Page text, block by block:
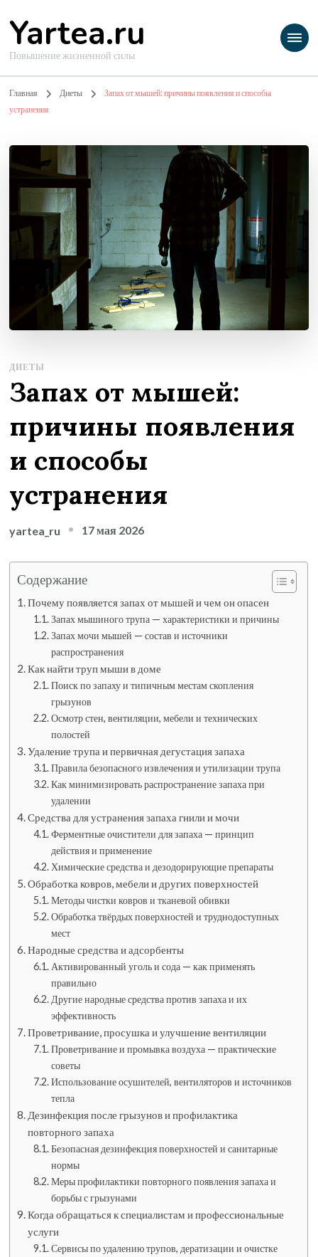
Yartea.ru
Повышение жизненной силы
Главная Диеты
Запах от мышей: причины появления и способы
устранения
ДИЕТЫ
Запах от мышей:
причины появления
и способы
устранения
yartea_ru 17 мая 2026
Содержание
Почему появляется запах от мышей и чем он опасен
Запах мышиного трупа — характеристики и причины
Запах мочи мышей — состав и источники
распространения
Как найти труп мыши в доме
Поиск по запаху и типичным местам скопления
грызунов
Осмотр стен, вентиляции, мебели и технических
полостей
Удаление трупа и первичная дегустация запаха
Правила безопасного извлечения и утилизации трупа
Как минимизировать распространение запаха при
удалении
Средства для устранения запаха гнили и мочи
Ферментные очистители для запаха — принцип
действия и применение
Химические средства и дезодорирующие препараты
Обработка ковров, мебели и других поверхностей
Методы чистки ковров и тканевой обивки
Обработка твёрдых поверхностей и труднодоступных
мест
Народные средства и адсорбенты
Активированный уголь и сода — как применять
правильно
Другие народные средства против запаха и их
эффективность
Проветривание, просушка и улучшение вентиляции
Проветривание и промывка воздуха — практические
советы
Использование осушителей, вентиляторов и источников
тепла
Дезинфекция после грызунов и профилактика
повторного запаха
Безопасная дезинфекция поверхностей и санитарные
нормы
Меры профилактики повторного появления запаха и
борьбы с грызунами
Когда обращаться к специалистам и профессиональные
услуги
Сервисы по удалению трупов, дератизации и очистке